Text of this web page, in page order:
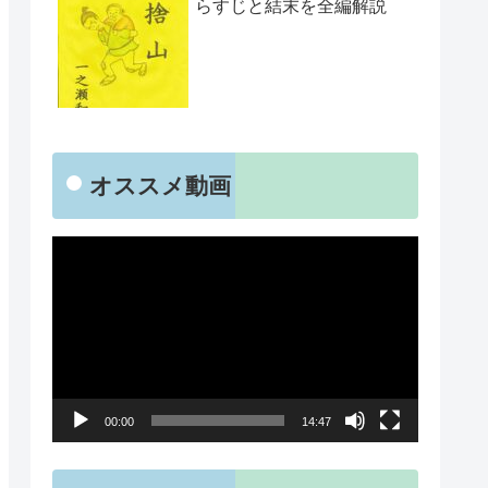
らすじと結末を全編解説
オススメ動画
00:00 14:47